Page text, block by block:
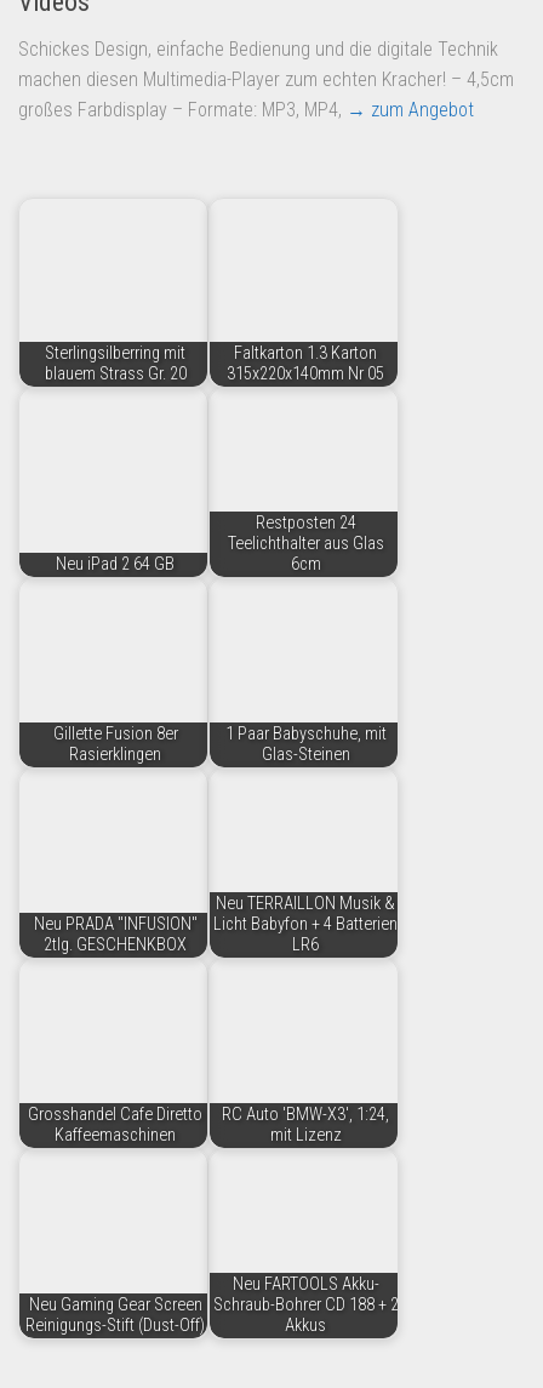
Schickes Design, einfache Bedienung und die digitale Technik
machen diesen Multimedia-Player zum echten Kracher! – 4,5cm
großes Farbdisplay – Formate: MP3, MP4, → zum Angebot
Sterlingsilberring mit
blauem Strass Gr. 20
Faltkarton 1.3 Karton
315x220x140mm Nr 05
Neu iPad 2 64 GB
Restposten 24
Teelichthalter aus Glas
6cm
Gillette Fusion 8er
Rasierklingen
1 Paar Babyschuhe, mit
Glas-Steinen
Neu PRADA "INFUSION"
2tlg. GESCHENKBOX
Neu TERRAILLON Musik &
Licht Babyfon + 4 Batterien
LR6
Grosshandel Cafe Diretto
Kaffeemaschinen
RC Auto 'BMW-X3', 1:24,
mit Lizenz
Neu Gaming Gear Screen
Reinigungs-Stift (Dust-Off)
Neu FARTOOLS Akku-
Schraub-Bohrer CD 188 + 2
Akkus